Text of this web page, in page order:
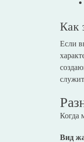
Как
Если
Когда
Вид